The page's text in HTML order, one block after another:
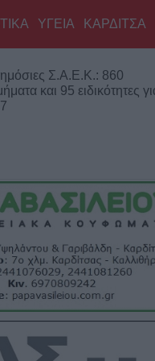
ΥΓΕΙΑ ΚΑΡΔΙΤΣΑ
Την Παρασκευή (7/8) η
δεύτερη καταβολή του
του ΛΑΕ-ΟΠΕΚΑ